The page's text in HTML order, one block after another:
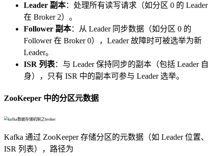
Leader 副本：处理所有读写请求（如分区 0 的 Leader
在 Broker 2）。
Follower 副本：从 Leader 同步数据（如分区 0 的
Follower 在 Broker 0），Leader 故障时可被选举为新
Leader。
ISR 列表：与 Leader 保持同步的副本（包括 Leader 自
身），只有 ISR 中的副本可参与 Leader 选举。
ZooKeeper 中的分区元数据
Kafka 通过 ZooKeeper 存储分区的元数据（如 Leader 位置、
ISR 列表），路径为